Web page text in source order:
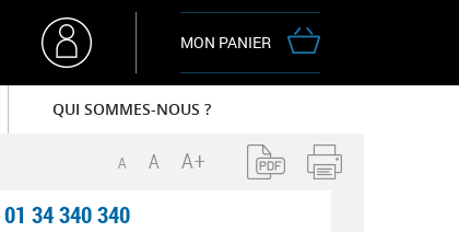
MON PANIER
QUI SOMMES-NOUS ?
La société
Contactez-nous
01 34 340 340